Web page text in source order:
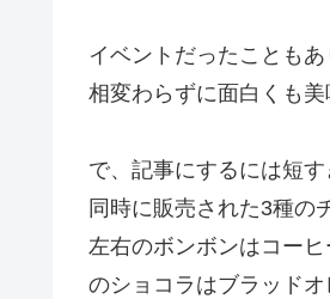
イベントだったことも
相変わらずに面白くも美
で、記事にするには短
同時に販売された3種の
左右のボンボンはコー
のショコラはブラッド